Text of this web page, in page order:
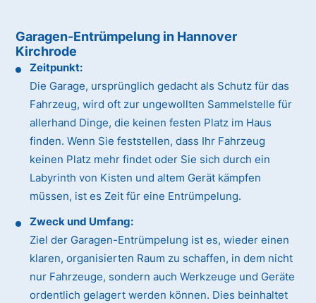
Garagen-Entrümpelung in Hannover
Kirchrode
Zeitpunkt:
Die Garage, ursprünglich gedacht als Schutz für das
Fahrzeug, wird oft zur ungewollten Sammelstelle für
allerhand Dinge, die keinen festen Platz im Haus
finden. Wenn Sie feststellen, dass Ihr Fahrzeug
keinen Platz mehr findet oder Sie sich durch ein
Labyrinth von Kisten und altem Gerät kämpfen
müssen, ist es Zeit für eine Entrümpelung.
Zweck und Umfang:
Ziel der Garagen-Entrümpelung ist es, wieder einen
klaren, organisierten Raum zu schaffen, in dem nicht
nur Fahrzeuge, sondern auch Werkzeuge und Geräte
ordentlich gelagert werden können. Dies beinhaltet